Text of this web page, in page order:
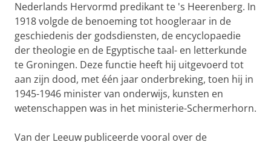
Nederlands Hervormd predikant te 's Heerenberg. In
1918 volgde de benoeming tot hoogleraar in de
geschiedenis der godsdiensten, de encyclopaedie
der theologie en de Egyptische taal- en letterkunde
te Groningen. Deze functie heeft hij uitgevoerd tot
aan zijn dood, met één jaar onderbreking, toen hij in
1945-1946 minister van onderwijs, kunsten en
wetenschappen was in het ministerie-Schermerhorn.
Van der Leeuw publiceerde vooral over de